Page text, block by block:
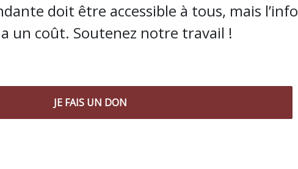
indépendante doit être accessible à toutes
qualité nécessite du temps et de l’argent,
de ses amis… Pourvu que ça dure ! Ça
doit être accessible à tous, mais l’info
un coût. Soutenez notre travail !
JE FAIS UN DON